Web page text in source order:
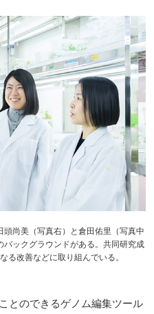
頭尚美（写真右）と倉田佑里（写真中
ックグラウンドがある。共同研究成
る改善などに取り組んでいる。
とのできるゲノム編集ツール